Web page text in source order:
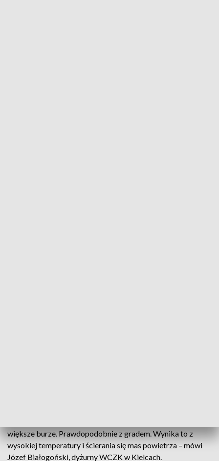
większe burze. Prawdopodobnie z gradem. Wynika to z
wysokiej temperatury i ścierania się mas powietrza – mówi
Józef Białogoński, dyżurny WCZK w Kielcach.